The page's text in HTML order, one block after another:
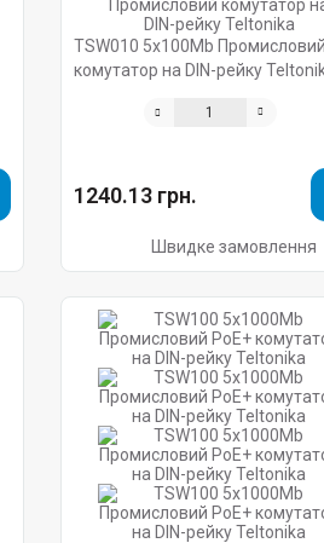
TSW010 5х100Mb Промисловий
комутатор на DIN-рейку
1240.13 грн.
Швидке замовлення